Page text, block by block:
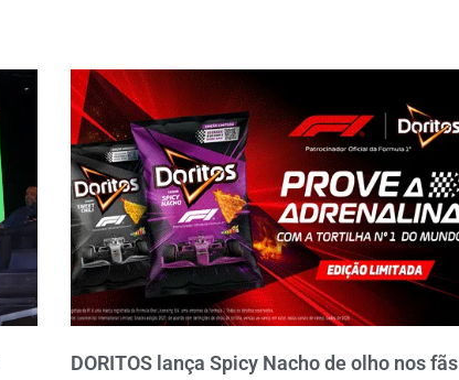
DORITOS lança Spicy Nacho de olho nos fãs